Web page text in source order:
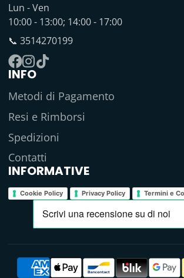
Lun - Ven
10:00 - 13:00; 14:00 - 17:00
📞 3514270199
Facebook
Instagram
TikTok
INFO
Metodi di Pagamento
Resi e Rimborsi
Spedizioni
Contatti
INFORMATIVE
Cookie Policy Privacy Policy Termini e